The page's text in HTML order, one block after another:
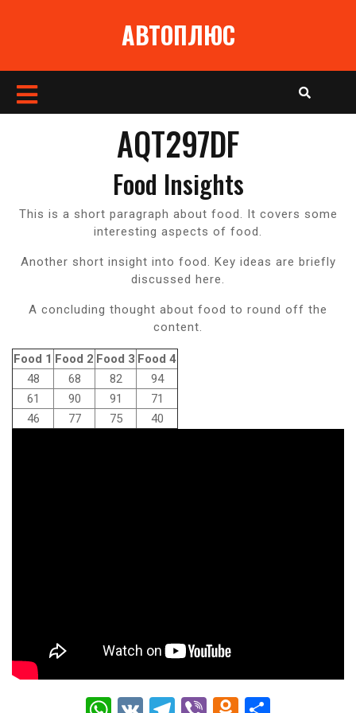
АВТОПЛЮС
Кнопка
AQT297DF
Food Insights
This is a short paragraph about food. It covers some
interesting aspects of food.
Another short insight into food. Key ideas are briefly
discussed here.
A concluding thought about food to round off the
content.
Food 1 Food 2 Food 3 Food 4
48
68 82
94
61
90 91
71
46
77 75 40